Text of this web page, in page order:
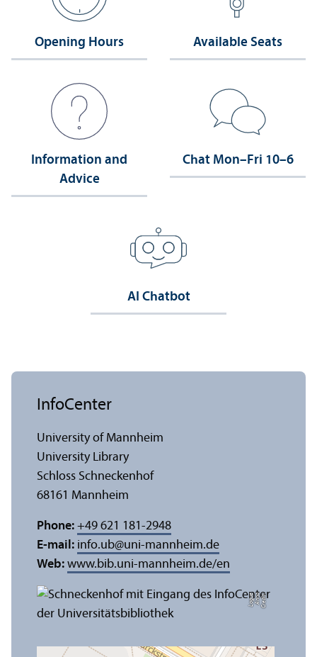
Opening Hours Available Seats
Information and
Advice
Chat Mon–Fri 10–6
AI Chatbot
C
r
e
di
t:
A
n
n
a
L
o
g
u
e
InfoCenter
University of Mannheim
University Library
Schloss Schneckenhof
68161 Mannheim
Phone: +49 621 181-2948
E-mail: info.ub@uni-mannheim.de
Web: www.bib.uni-mannheim.de/en